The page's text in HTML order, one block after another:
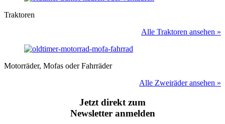
Traktoren
Alle Traktoren ansehen »
Motorräder, Mofas oder Fahrräder
Alle Zweiräder ansehen »
Jetzt direkt zum
Newsletter anmelden